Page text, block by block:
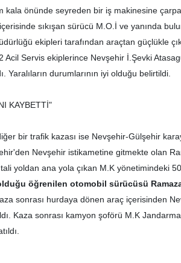
kala önünde seyreden bir iş makinesine
sıkışan sürücü M.O.İ ve yanında
ekipleri tarafından araçtan güçlükle
Acil Servis ekiplerince Nevşehir İ.Şevki
Yaralıların durumlarının iyi olduğu belirtildi.
KAYBETTİ"
bir trafik kazası ise Nevşehir-Gülşehir
Nevşehir istikametine gitmekte olan
yoldan ana yola çıkan M.K yönetimindeki
öğrenilen otomobil sürücüsü
sonrası hurdaya dönen araç içerisinden
Kaza sonrası kamyon şoförü M.K